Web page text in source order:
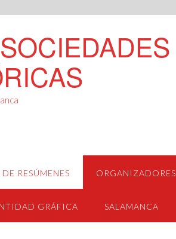
RESÚMENES ORGANIZADORES
GRÁFICA SALAMANCA